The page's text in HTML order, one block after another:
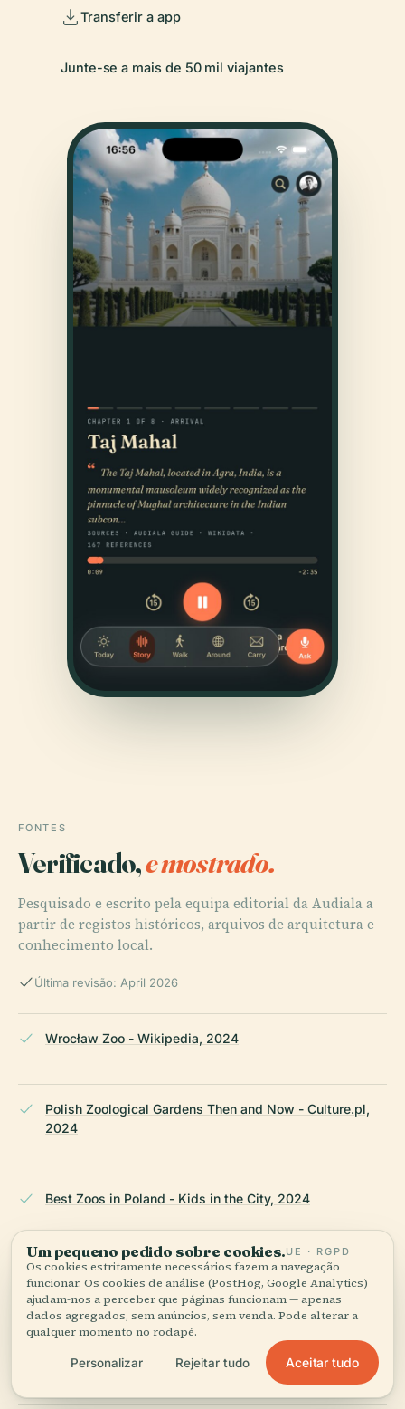
Transferir a app
Junte-se a mais de 50 mil viajantes
FONTES
Verificado,e mostrado.
Pesquisado e escrito pela equipa editorial da Audiala a
partir de registos históricos, arquivos de arquitetura e
conhecimento local.
Última revisão: April 2026
Wrocław Zoo - Wikipedia, 2024
Polish Zoological Gardens Then and Now - Culture.pl,
2024
Best Zoos in Poland - Kids in the City, 2024
Wrocław Zoo - A Must Visit Attraction in Wrocław,
Poland - Wrocław Explorer, 2024
Wrocław Zoo with Afrikarium - Polskie Szlaki, 2024
Um pequeno pedido sobre cookies.UE · RGPD
Os cookies estritamente necessários fazem a navegação
funcionar. Os cookies de análise (PostHog, Google Analytics)
ajudam-nos a perceber que páginas funcionam — apenas
dados agregados, sem anúncios, sem venda. Pode alterar a
qualquer momento no rodapé.
Personalizar Rejeitar tudo Aceitar tudo